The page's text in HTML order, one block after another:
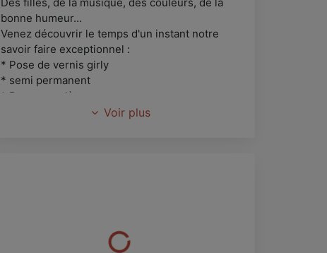
bonne humeur...
Venez découvrir le temps d'un instant notre
savoir faire exceptionnel :
* Pose de vernis girly
* semi permanent
* Pose complète
... Sans oublier... LES STRASS & PAILLETTES !
Voir plus